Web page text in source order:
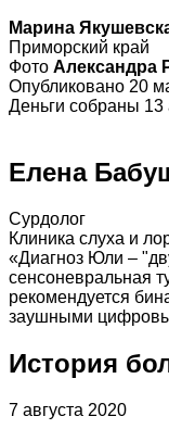
Марина
Приморский край
Фото Александра
Опубликовано 20
Деньги собраны 13
Елена
Сурдолог
Клиника слуха и
«Диагноз Юли –
сенсоневральная
рекомендуется
заушными
История
7 августа 2020